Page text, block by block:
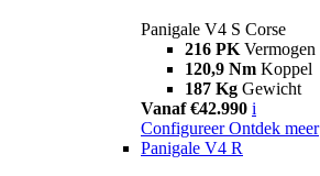
Panigale V4 S Corse
216 PK Vermogen
120,9 Nm Koppel
187 Kg Gewicht
Vanaf €42.990 i
Configureer Ontdek meer
Panigale V4 R